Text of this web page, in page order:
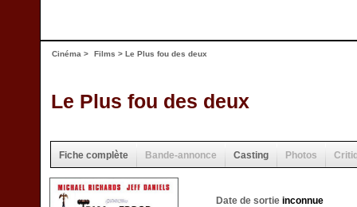
Cinéma > Films > Le Plus fou des deux
Le Plus fou des deux
Fiche complète Bande-annonce Casting Photos
Date de sortie inconnue